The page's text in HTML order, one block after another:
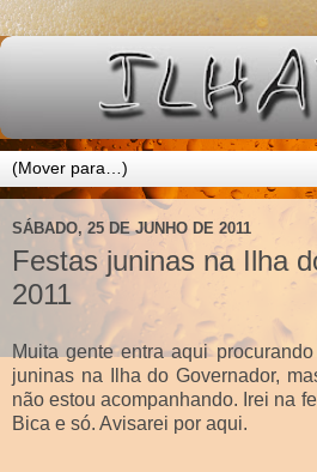
SÁBADO, 25 DE JUNHO DE 2011
Festas juninas na Ilha
2011
Muita gente entra aqui
juninas na Ilha do Governador,
não estou acompanhando. Irei na
Bica e só. Avisarei por aqui.